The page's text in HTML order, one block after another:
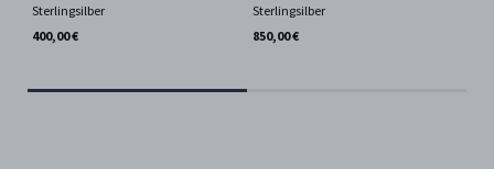
Sterlingsilber
400,00 €
Sterlingsilber
850,00 €